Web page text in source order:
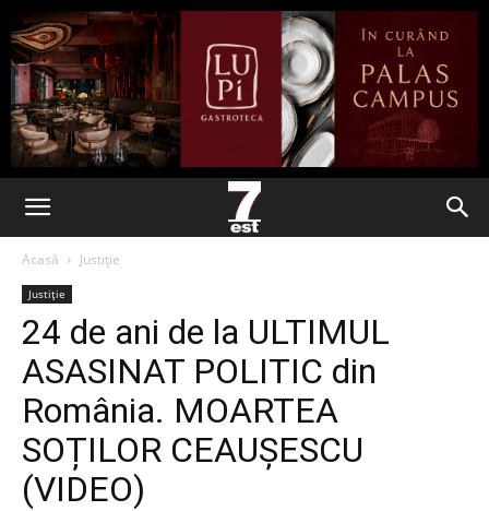
Acasă Justiție
Justiție
24 de ani de la ULTIMUL
ASASINAT POLITIC din
România. MOARTEA
SOȚILOR CEAUȘESCU
(VIDEO)